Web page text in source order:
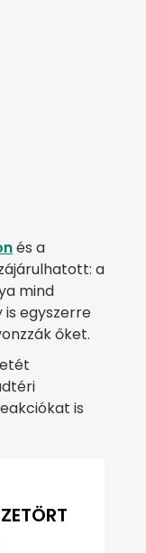
és a
a
mind
egyszerre
őket.
is